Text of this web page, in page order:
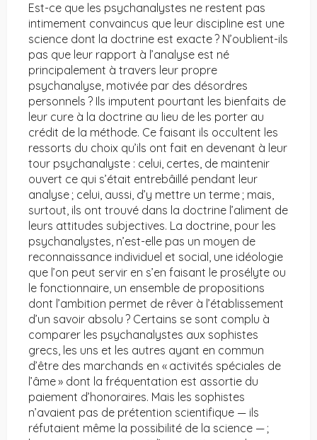
Est-ce que les psychanalystes ne restent pas
intimement convaincus que leur discipline est une
science dont la doctrine est exacte ? N’oublient-ils
pas que leur rapport à l’analyse est né
principalement à travers leur propre
psychanalyse, motivée par des désordres
personnels ? Ils imputent pourtant les bienfaits de
leur cure à la doctrine au lieu de les porter au
crédit de la méthode. Ce faisant ils occultent les
ressorts du choix qu’ils ont fait en devenant à leur
tour psychanalyste : celui, certes, de maintenir
ouvert ce qui s’était entrebâillé pendant leur
analyse ; celui, aussi, d’y mettre un terme ; mais,
surtout, ils ont trouvé dans la doctrine l’aliment de
leurs attitudes subjectives. La doctrine, pour les
psychanalystes, n’est-elle pas un moyen de
reconnaissance individuel et social, une idéologie
que l’on peut servir en s’en faisant le prosélyte ou
le fonctionnaire, un ensemble de propositions
dont l’ambition permet de rêver à l’établissement
d’un savoir absolu ? Certains se sont complu à
comparer les psychanalystes aux sophistes
grecs, les uns et les autres ayant en commun
d’être des marchands en « activités spéciales de
l’âme » dont la fréquentation est assortie du
paiement d’honoraires. Mais les sophistes
n’avaient pas de prétention scientifique — ils
réfutaient même la possibilité de la science — ;